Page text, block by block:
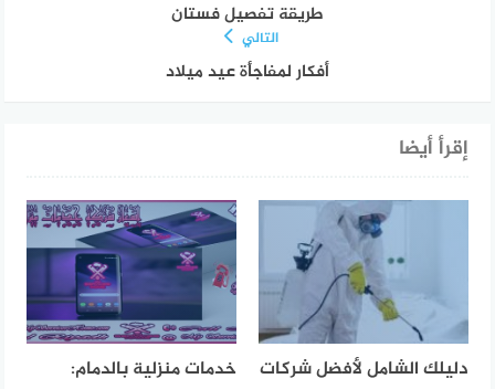
طريقة تفصيل فستان
التالي
أفكار لمفاجأة عيد ميلاد
إقرأ أيضا
دليلك الشامل لأفضل شركات
خدمات منزلية بالدمام: